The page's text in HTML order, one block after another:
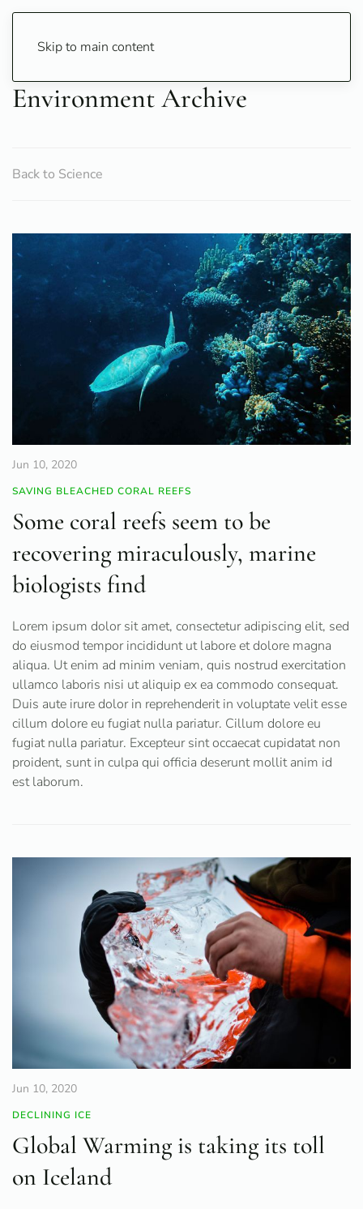
Skip to main content
Environment Archive
Back to Science
Jun 10, 2020
SAVING BLEACHED CORAL REEFS
Some coral reefs seem to be
recovering miraculously, marine
biologists find
Lorem ipsum dolor sit amet, consectetur adipiscing elit, sed
do eiusmod tempor incididunt ut labore et dolore magna
aliqua. Ut enim ad minim veniam, quis nostrud exercitation
ullamco laboris nisi ut aliquip ex ea commodo consequat.
Duis aute irure dolor in reprehenderit in voluptate velit esse
cillum dolore eu fugiat nulla pariatur. Cillum dolore eu
fugiat nulla pariatur. Excepteur sint occaecat cupidatat non
proident, sunt in culpa qui officia deserunt mollit anim id
est laborum.
Jun 10, 2020
DECLINING ICE
Global Warming is taking its toll
on Iceland